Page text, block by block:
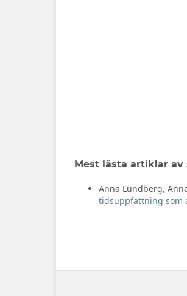
Mest lästa artiklar
Anna Lundberg,
tidsuppfattning som